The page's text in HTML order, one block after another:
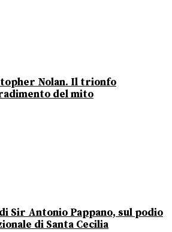
Nolan. Il trionfo
del mito
Sir Antonio Pappano, sul podio
di Santa Cecilia